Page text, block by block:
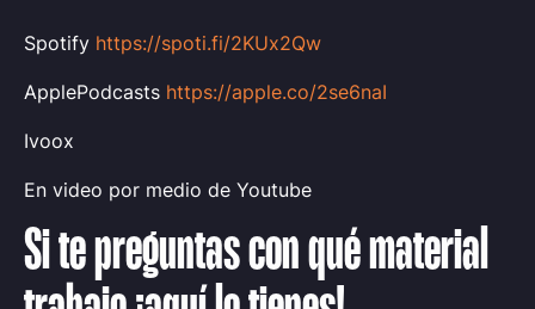
Spotify https://spoti.fi/2KUx2Qw
ApplePodcasts https://apple.co/2se6naI
Ivoox
En video por medio de Youtube
Si te preguntas con qué material